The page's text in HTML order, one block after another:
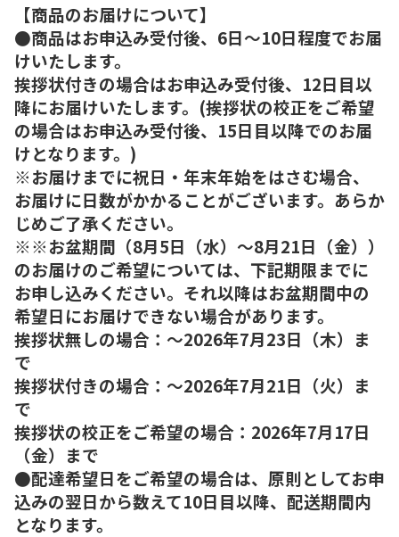
【商品のお届けについて】
●商品はお申込み受付後、6日～10日程度でお届
けいたします。
挨拶状付きの場合はお申込み受付後、12日目以
降にお届けいたします。(挨拶状の校正をご希望
の場合はお申込み受付後、15日目以降でのお届
けとなります。)
※お届けまでに祝日・年末年始をはさむ場合、
お届けに日数がかかることがございます。あらか
じめご了承ください。
※※お盆期間（8月5日（水）～8月21日（金））
のお届けのご希望については、下記期限までに
お申し込みください。それ以降はお盆期間中の
希望日にお届けできない場合があります。
挨拶状無しの場合：～2026年7月23日（木）ま
で
挨拶状付きの場合：～2026年7月21日（火）ま
で
挨拶状の校正をご希望の場合：2026年7月17日
（金）まで
●配達希望日をご希望の場合は、原則としてお申
込みの翌日から数えて10日目以降、配送期間内
となります。